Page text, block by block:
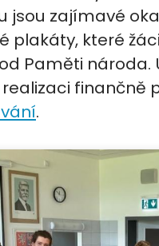
jsou zajímavé
plakáty, které
Paměti
finančně
.